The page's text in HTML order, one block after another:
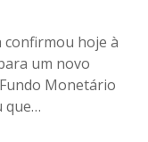
confirmou hoje à
um novo
Monetário
que…